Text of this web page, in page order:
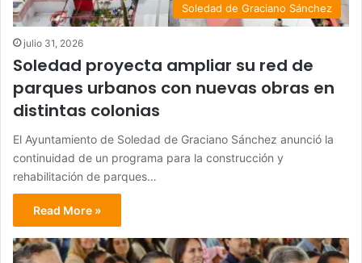
Soledad de Graciano Sánchez
julio 31, 2026
Soledad proyecta ampliar su red de
parques urbanos con nuevas obras en
distintas colonias
El Ayuntamiento de Soledad de Graciano Sánchez anunció la
continuidad de un programa para la construcción y
rehabilitación de parques…
Read More »